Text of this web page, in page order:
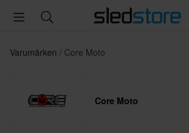
Varumärken Core Moto
Core Moto